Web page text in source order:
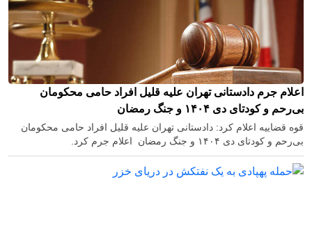
اعلام جرم دادستانی تهران علیه قلیل افراد حامی محکومان
بی‌رحم و کودتای دی‌ ۱۴۰۴ و جنگ رمضان
قوه قضاییه اعلام کرد: دادستانی تهران علیه قلیل افراد حامی محکومان
بی‌رحم و کودتای دی‌ ۱۴۰۴ و جنگ رمضان اعلام جرم کرد.